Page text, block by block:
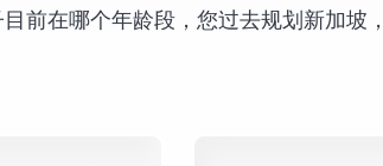
前在哪个年龄段，您过去规划新加